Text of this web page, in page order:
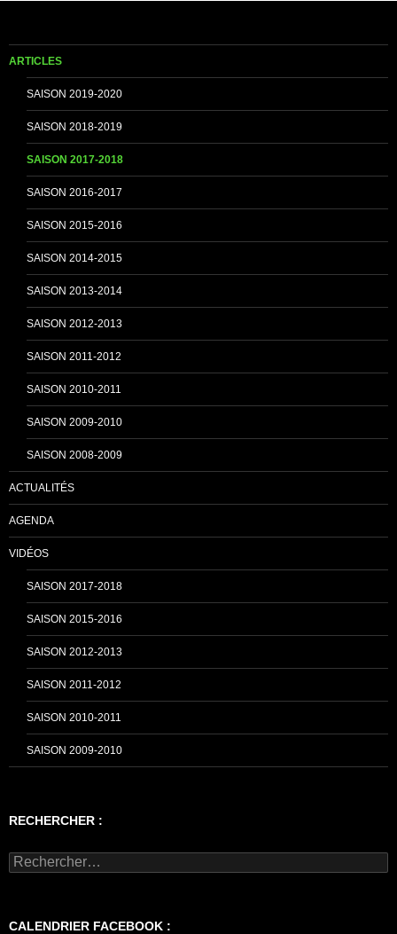
o
h
n
ARTICLES
SAISON 2019-2020
SAISON 2018-2019
SAISON 2017-2018
SAISON 2016-2017
SAISON 2015-2016
SAISON 2014-2015
SAISON 2013-2014
SAISON 2012-2013
SAISON 2011-2012
SAISON 2010-2011
SAISON 2009-2010
SAISON 2008-2009
ACTUALITÉS
AGENDA
VIDÉOS
SAISON 2017-2018
SAISON 2015-2016
SAISON 2012-2013
SAISON 2011-2012
SAISON 2010-2011
SAISON 2009-2010
RECHERCHER :
Rechercher :
CALENDRIER FACEBOOK :